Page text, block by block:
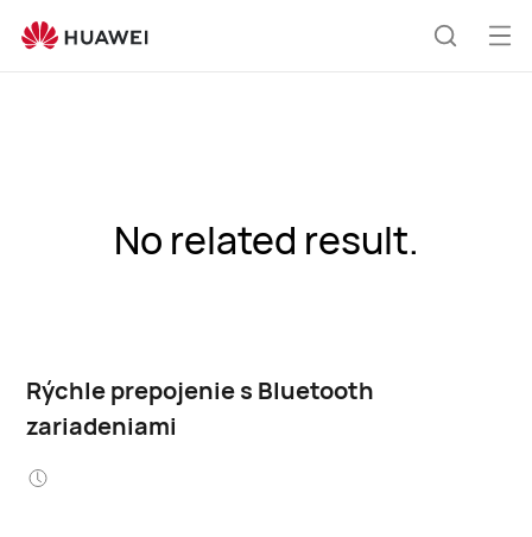
No related result.
Rýchle prepojenie s Bluetooth
zariadeniami